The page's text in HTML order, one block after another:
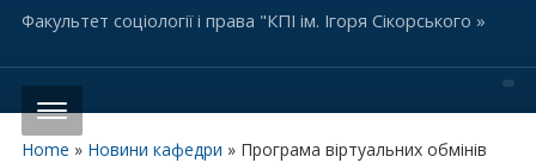
Факультет соціології і права "КПІ ім. Ігоря Сікорського »
Home » Новини кафедри » Програма віртуальних обмінів